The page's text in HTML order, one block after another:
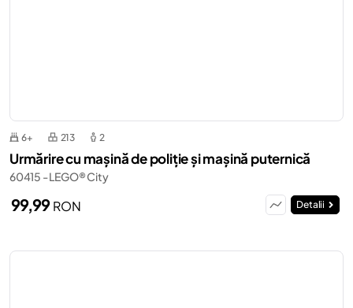
6+ 213 2
Urmărire cu mașină de poliție și mașină puternică
60415 - LEGO® City
99,99RON Detalii